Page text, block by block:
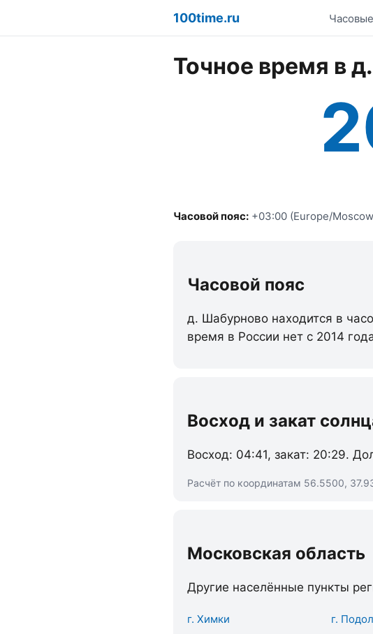
100time.ru
Точное время в
Часовой пояс: +03:00 (Europe/
Часовой пояс
д. Шабурново находится в
время в России нет с 2014
Восход и закат
Восход: 04:41, закат: 20:29.
Расчёт по координатам 56.5500,
Московская область
Другие населённые пункты
г. Химки г.